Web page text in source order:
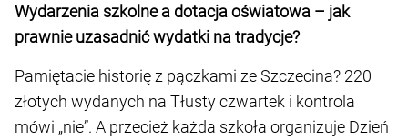
Wydarzenia szkolne a dotacja oświatowa – jak
prawnie uzasadnić wydatki na tradycje?
Pamiętacie historię z pączkami ze Szczecina? 220
złotych wydanych na Tłusty czwartek i kontrola
mówi „nie”. A przecież każda szkoła organizuje Dzień